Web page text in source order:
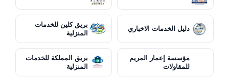
دليل الخدمات الاخباري
بريق كلين للخدمات
المنزلية
مؤسسة إعمار المريم
للمقاولات
بريق المملكة للخدمات
المنزلية